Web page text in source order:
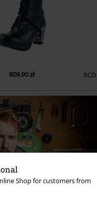
Shop for customers from
809.90 zł RCD